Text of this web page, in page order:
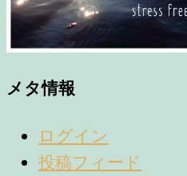
メタ情報
ログイン
投稿フィード